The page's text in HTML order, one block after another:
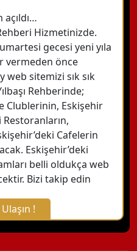
Hizmetinizde.
gecesi yeni yıla
vermeden önce
web sitemizi sık sık
Rehberinde;
Clublerinin, Eskişehir
Cafelerin
Eskişehir’deki
belli oldukça web
Bizi takip edin
!